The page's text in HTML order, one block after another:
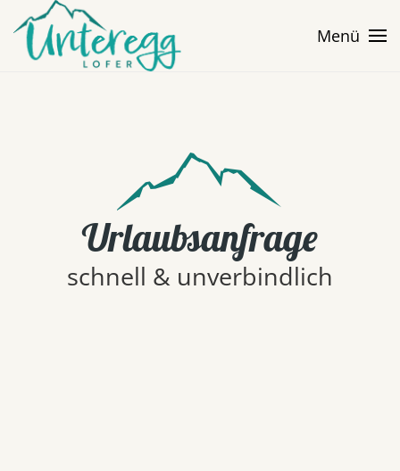
Skip to main content
Menü
Urlaubsanfrage
schnell & unverbindlich